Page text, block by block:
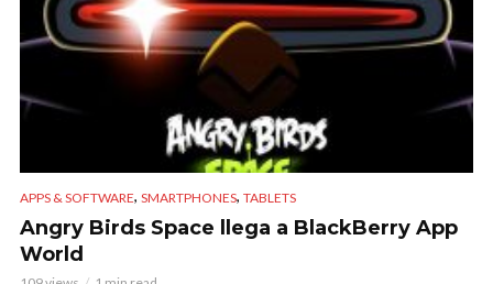
APPS & SOFTWARE, SMARTPHONES, TABLETS
Angry Birds Space llega a BlackBerry App
World